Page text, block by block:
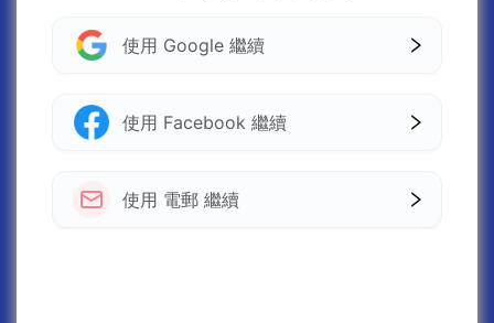
使用 Google 繼續
使用 Facebook 繼續
使用 電郵 繼續